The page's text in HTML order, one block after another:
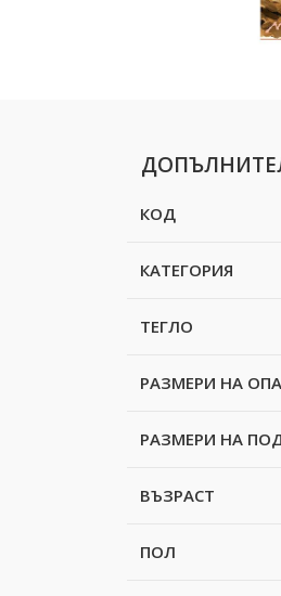
КОД
КАТЕГОРИЯ
ТЕГЛО
РАЗМЕРИ НА
РАЗМЕРИ НА
ВЪЗРАСТ
ПОЛ